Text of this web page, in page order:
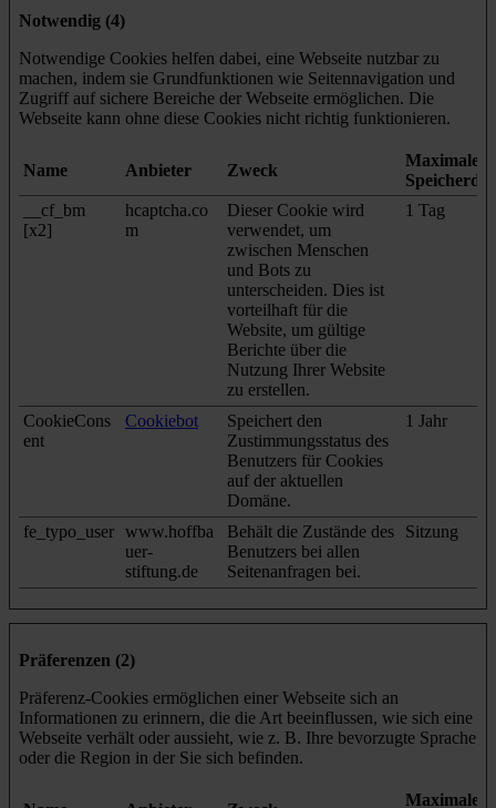
Notwendig (4)
Notwendige Cookies helfen dabei, eine Webseite nutzbar zu
machen, indem sie Grundfunktionen wie Seitennavigation und
Zugriff auf sichere Bereiche der Webseite ermöglichen. Die
Webseite kann ohne diese Cookies nicht richtig funktionieren.
Name Anbieter Zweck
Maximale
__cf_bm
[x2]
hcaptcha.co
m
Dieser Cookie wird
verwendet, um
zwischen Menschen
und Bots zu
unterscheiden. Dies ist
vorteilhaft für die
Website, um gültige
Berichte über die
Nutzung Ihrer Website
zu erstellen.
1 Tag
CookieCons
ent
Cookiebot
Speichert den
Zustimmungsstatus des
Benutzers für Cookies
auf der aktuellen
Domäne.
1 Jahr
fe_typo_user www.hoffba
uer-
stiftung.de
Behält die Zustände des
Benutzers bei allen
Seitenanfragen bei.
Sitzung
Präferenzen (2)
Präferenz-Cookies ermöglichen einer Webseite sich an
Informationen zu erinnern, die die Art beeinflussen, wie sich eine
Webseite verhält oder aussieht, wie z. B. Ihre bevorzugte Sprache
oder die Region in der Sie sich befinden.
Maximale